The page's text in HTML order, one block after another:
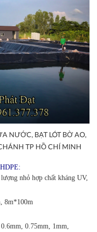
NƯỚC, BẠT LÓT BỜ AO,
TP HỒ CHÍ MINH
nhỏ hợp chất kháng UV,
8m*100m
0.75mm, 1mm,